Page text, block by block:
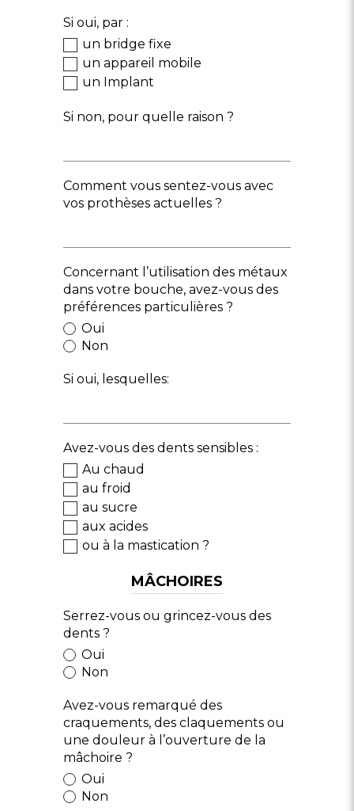
Si oui, par :
un bridge fixe
un appareil mobile
un Implant
Si non, pour quelle raison ?
Comment vous sentez-vous avec
vos prothèses actuelles ?
Concernant l’utilisation des métaux
dans votre bouche, avez-vous des
préférences particulières ?
Oui
Non
Si oui, lesquelles:
Avez-vous des dents sensibles :
Au chaud
au froid
au sucre
aux acides
ou à la mastication ?
MÂCHOIRES
Serrez-vous ou grincez-vous des
dents ?
Oui
Non
Avez-vous remarqué des
craquements, des claquements ou
une douleur à l’ouverture de la
mâchoire ?
Oui
Non